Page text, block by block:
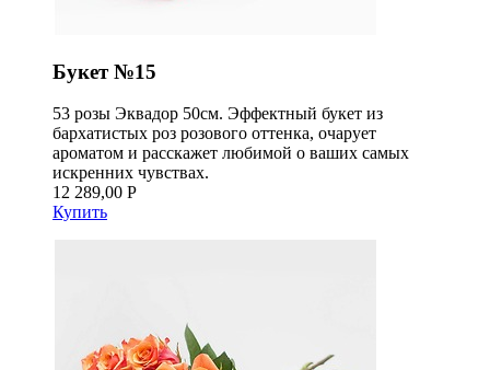
Букет №15
53 розы Эквадор 50см. Эффектный букет из
бархатистых роз розового оттенка, очарует
ароматом и расскажет любимой о ваших самых
искренних чувствах.
12 289,00 Р
Купить